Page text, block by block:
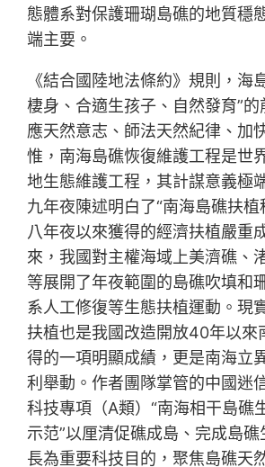
態體系對保護珊瑚島礁的地質穩
端主要。
《結合國陸地法條約》規則，海
棲身、合適生孩子、自然發育”的
應天然意志、師法天然紀律、加
惟，南海島礁恢復維護工程是世
地生態維護工程，其計謀意義極
九年夜陳述明白了“南海島礁扶植
八年夜以來獲得的經濟扶植嚴重
來，我國對主權海域上美濟礁、
等展開了年夜範圍的島礁吹填和
系人工修復等生態扶植運動。現
扶植也是我國改造開放40年以來
得的一項明顯成績，更是南海立
利舉動。作者團隊掌管的中國迷
科技專項（A類）“南海相干島礁
示范”以厘清促礁成島、完成島
長為重要科技目的，聚焦島礁天